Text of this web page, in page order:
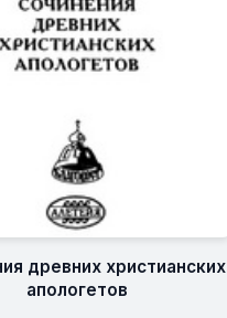
древних христианских
апологетов